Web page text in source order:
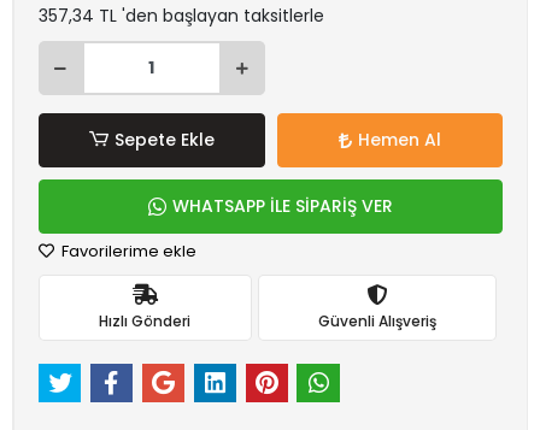
357,34 TL 'den başlayan taksitlerle
Sepete Ekle Hemen Al
WHATSAPP İLE SİPARİŞ VER
Favorilerime ekle
Hızlı Gönderi Güvenli Alışveriş